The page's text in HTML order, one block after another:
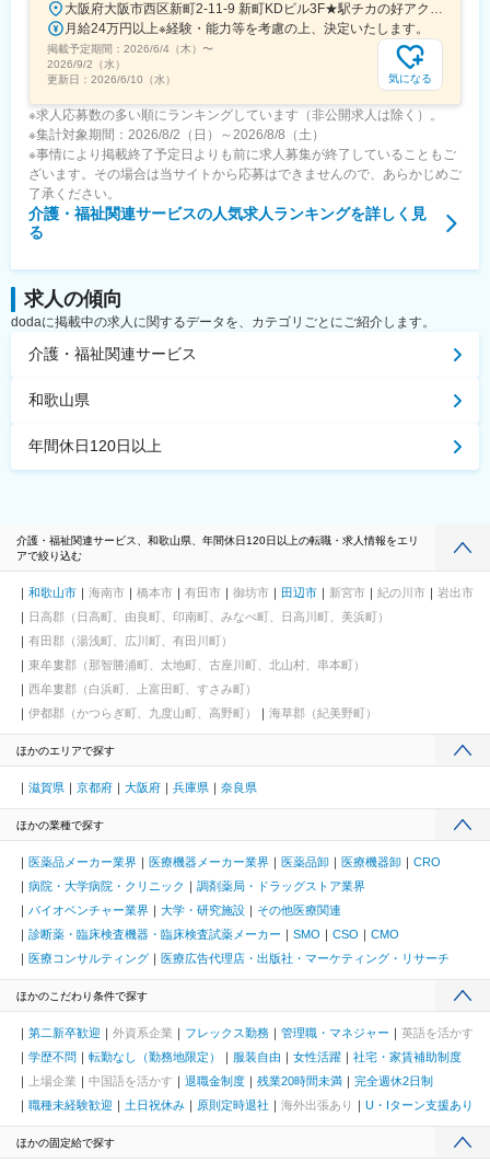
月給24万円以上※経験・能力等を考慮の上、決定いたします。
掲載予定期間： 2026/6/4（木） 〜
2026/9/2（水）
更新日： 2026/6/10（水） 気になる
※求人応募数の多い順にランキングしています（非公開求人は除く）。
※集計対象期間：2026/8/2（日）～2026/8/8（土）
※事情により掲載終了予定日よりも前に求人募集が終了していることもご
ざいます。その場合は当サイトから応募はできませんので、あらかじめご
了承ください。
介護・福祉関連サービスの人気求人ランキングを詳しく見
る
求人の傾向
dodaに掲載中の求人に関するデータを、カテゴリごとにご紹介します。
介護・福祉関連サービス
和歌山県
年間休日120日以上
介護・福祉関連サービス、和歌山県、年間休日120日以上の転職・求人情報をエリ
アで絞り込む
和歌山市 海南市 橋本市 有田市 御坊市 田辺市 新宮市 紀の川市
岩出市
日高郡（日高町、由良町、印南町、みなべ町、日高川町、美浜町）
有田郡（湯浅町、広川町、有田川町）
東牟婁郡（那智勝浦町、太地町、古座川町、北山村、串本町）
西牟婁郡（白浜町、上富田町、すさみ町）
伊都郡（かつらぎ町、九度山町、高野町）
海草郡（紀美野町）
ほかのエリアで探す
滋賀県 京都府 大阪府 兵庫県 奈良県
ほかの業種で探す
医薬品メーカー業界 医療機器メーカー業界 医薬品卸 医療機器卸
CRO
病院・大学病院・クリニック
調剤薬局・ドラッグストア業界
バイオベンチャー業界
大学・研究施設
その他医療関連
診断薬・臨床検査機器・臨床検査試薬メーカー
SMO CSO
CMO
医療コンサルティング
医療広告代理店・出版社・マーケティング・リサーチ
ほかのこだわり条件で探す
第二新卒歓迎 外資系企業 フレックス勤務 管理職・マネジャー
英語を活かす
学歴不問
転勤なし（勤務地限定） 服装自由 女性活躍
社宅・家賃補助制度
上場企業
中国語を活かす 退職金制度 残業20時間未満
完全週休2日制
職種未経験歓迎
土日祝休み 原則定時退社 海外出張あり U・Iターン支援あり
ほかの固定給で探す